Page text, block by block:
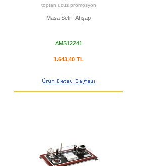
toptan ucuz promosyon
Masa Seti - Ahşap
AMS12241
1.643,40 TL